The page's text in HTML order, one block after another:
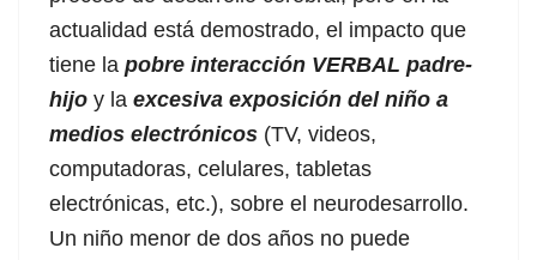
actualidad está demostrado, el impacto que
tiene la pobre interacción VERBAL padre-
hijo y la excesiva exposición del niño a
medios electrónicos (TV, videos,
computadoras, celulares, tabletas
electrónicas, etc.), sobre el neurodesarrollo.
Un niño menor de dos años no puede